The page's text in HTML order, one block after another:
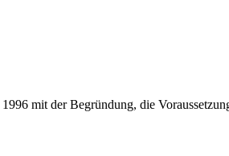
mit der Begründung, die